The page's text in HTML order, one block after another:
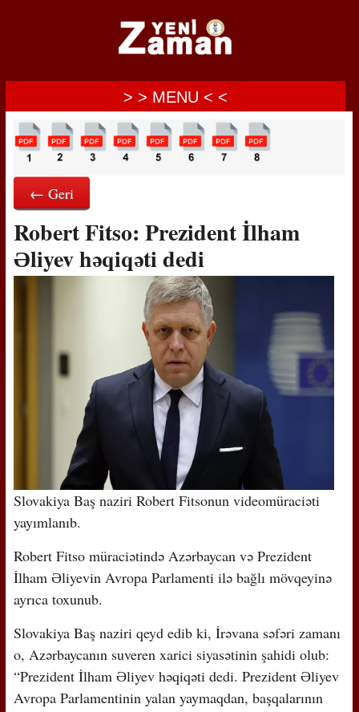
> > MENU < <
← Geri
Robert Fitso: Prezident İlham
Əliyev həqiqəti dedi
Slovakiya Baş naziri Robert Fitsonun videomüraciəti
yayımlanıb.
Robert Fitso müraciətində Azərbaycan və Prezident
İlham Əliyevin Avropa Parlamenti ilə bağlı mövqeyinə
ayrıca toxunub.
Slovakiya Baş naziri qeyd edib ki, İrəvana səfəri zamanı
o, Azərbaycanın suveren xarici siyasətinin şahidi olub:
“Prezident İlham Əliyev həqiqəti dedi. Prezident Əliyev
Avropa Parlamentinin yalan yaymaqdan, başqalarının